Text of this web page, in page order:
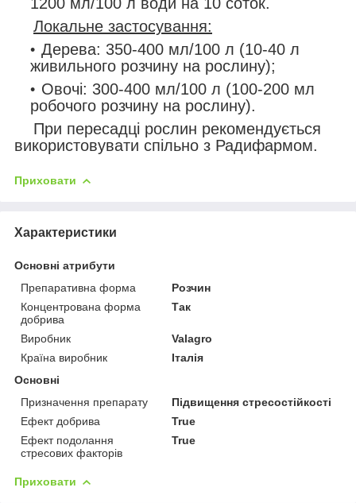
Локальне застосування:
Дерева: 350-400 мл/100 л (10-40 л
живильного розчину на рослину);
Овочі: 300-400 мл/100 л (100-200 мл
робочого розчину на рослину).
При пересадці рослин рекомендується
використовувати спільно з Радифармом.
Приховати
Характеристики
Основні атрибути
Препаративна форма
Розчин
Концентрована форма
добрива
Так
Виробник
Valagro
Країна виробник
Італія
Основні
Призначення препарату
Підвищення стресостійкості
Ефект добрива
True
Ефект подолання
стресових факторів
True
Приховати